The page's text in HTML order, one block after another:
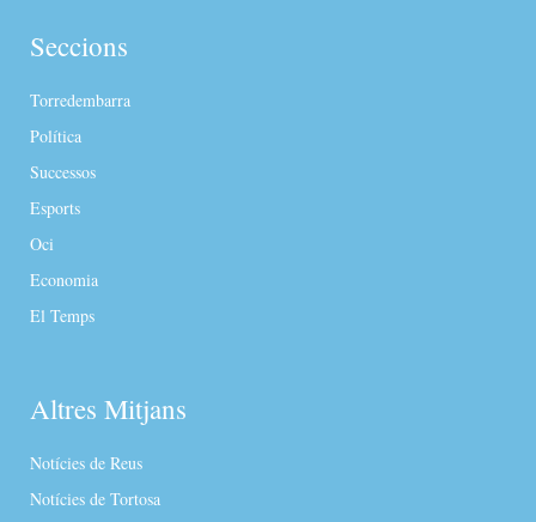
Seccions
Torredembarra
Política
Successos
Esports
Oci
Economia
El Temps
Altres Mitjans
Notícies de Reus
Notícies de Tortosa